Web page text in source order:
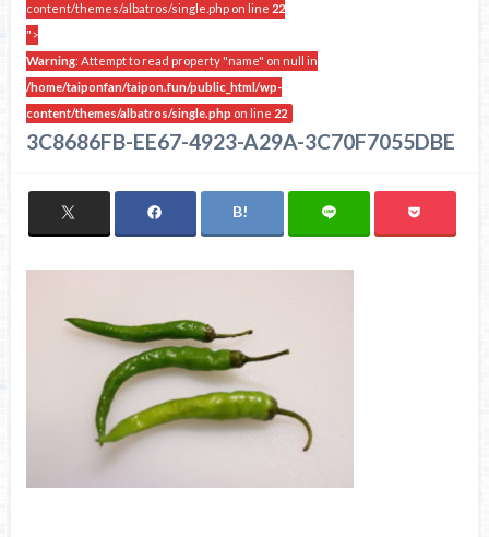
content/themes/albatros/single.php on line 22
">
Warning: Attempt to read property "name" on null in
/home/taiponfan/taipon.fun/public_html/wp-
content/themes/albatros/single.php on line 22
3C8686FB-EE67-4923-A29A-3C70F7055DBE